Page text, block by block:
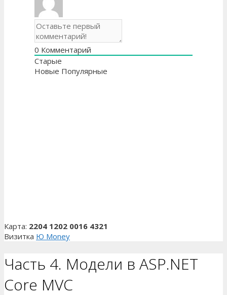
0 Комментарий
Старые
Новые Популярные
Карта: 2204 1202 0016 4321
Визитка Ю Money
Часть 4. Модели в ASP.NET
Core MVC